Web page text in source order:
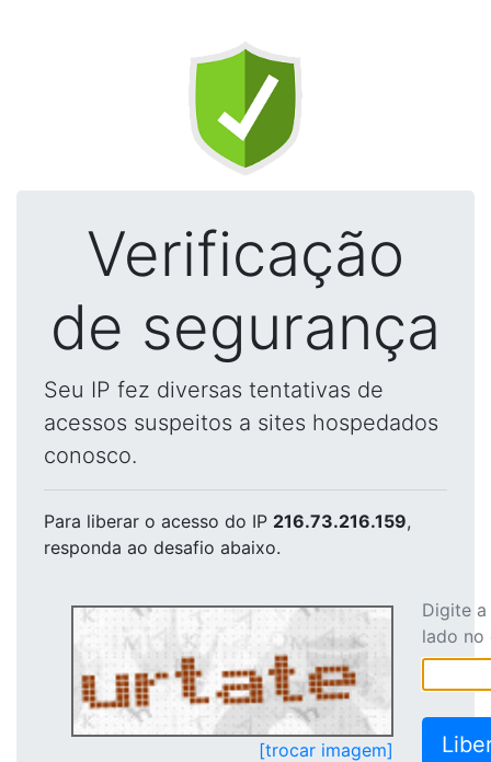
Verificação
de segurança
Seu IP fez diversas tentativas de
acessos suspeitos a sites hospedados
conosco.
Para liberar o acesso do IP 216.73.216.159,
responda ao desafio abaixo.
[trocar imagem]
Digite
lado no